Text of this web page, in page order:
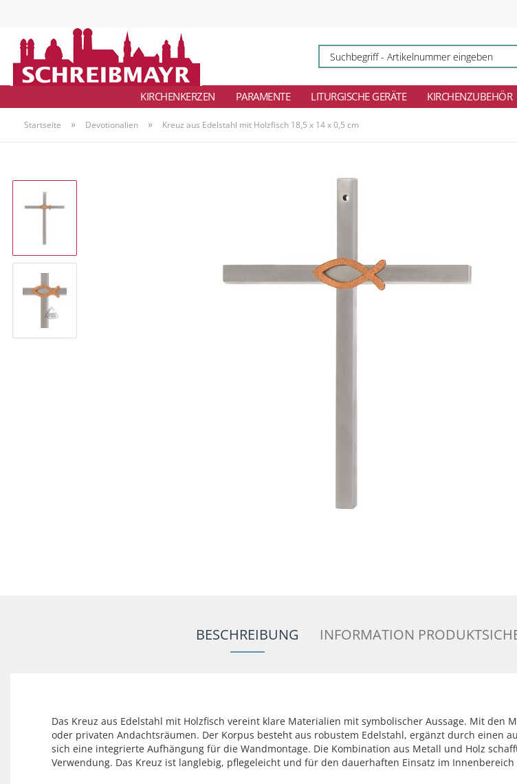
KIRCHENKERZEN PARAMENTE LITURGISCHE GERÄTE KIRCHENZUBEHÖR
Startseite » Devotionalien » Kreuz aus Edelstahl mit Holzfisch 18,5 x 14 x 0,5 cm
BESCHREIBUNG INFORMATION
Das Kreuz aus Edelstahl mit Holzfisch vereint klare Materialien mit symbolischer Aussage. Mit den
oder privaten Andachtsräumen. Der Korpus besteht aus robustem Edelstahl, ergänzt durch einen
sich eine integrierte Aufhängung für die Wandmontage. Die Kombination aus Metall und Holz
Verwendung. Das Kreuz ist langlebig, pflegeleicht und für den dauerhaften Einsatz im Innenbereich